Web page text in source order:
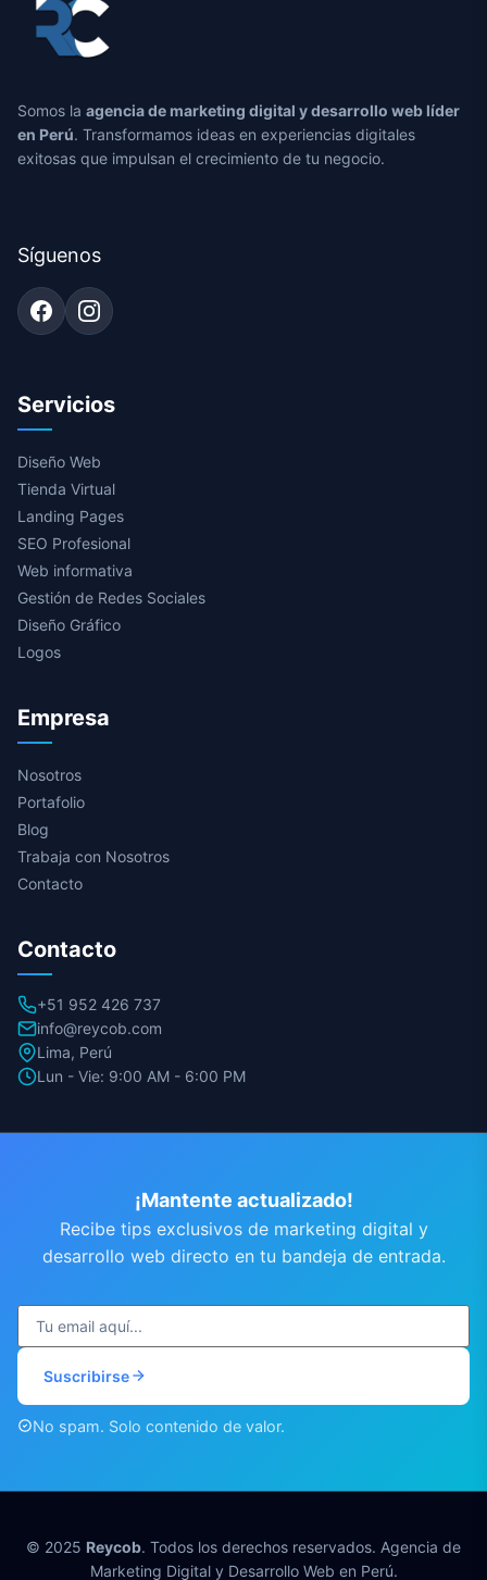
Somos la agencia de marketing digital y desarrollo web líder
en Perú. Transformamos ideas en experiencias digitales
exitosas que impulsan el crecimiento de tu negocio.
Síguenos
Servicios
Diseño Web
Tienda Virtual
Landing Pages
SEO Profesional
Web informativa
Gestión de Redes Sociales
Diseño Gráfico
Logos
Empresa
Nosotros
Portafolio
Blog
Trabaja con Nosotros
Contacto
Contacto
+51 952 426 737
info@reycob.com
Lima, Perú
Lun - Vie: 9:00 AM - 6:00 PM
¡Mantente actualizado!
Recibe tips exclusivos de marketing digital y
desarrollo web directo en tu bandeja de entrada.
Suscribirse
No spam. Solo contenido de valor.
© 2025 Reycob. Todos los derechos reservados. Agencia de
Marketing Digital y Desarrollo Web en Perú.